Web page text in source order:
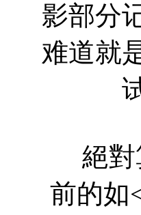
影部分
难道就
絕對
前的如